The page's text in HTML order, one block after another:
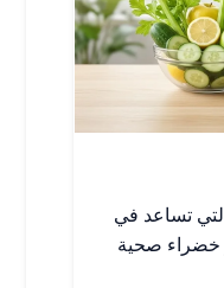
تساعد في
خضراء صحية